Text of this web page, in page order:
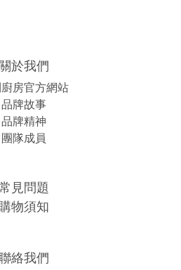
於我們
房官方網站
品牌故事
品牌精神
團隊成員
見問題
購物須知
絡我們